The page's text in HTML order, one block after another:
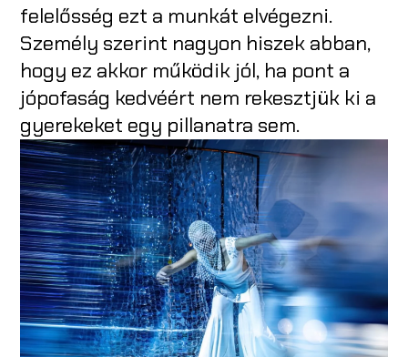
felelősség ezt a munkát elvégezni.
Személy szerint nagyon hiszek abban,
hogy ez akkor működik jól, ha pont a
jópofaság kedvéért nem rekesztjük ki a
gyerekeket egy pillanatra sem.